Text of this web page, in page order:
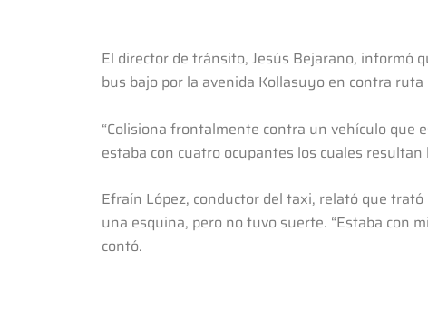
El director de tránsito, Jesús Bejarano, informó
bus bajo por la avenida Kollasuyo en contra
“Colisiona frontalmente contra un vehículo que
estaba con cuatro ocupantes los cuales resultan
Efraín López, conductor del taxi, relató que
una esquina, pero no tuvo suerte. “Estaba con
contó.